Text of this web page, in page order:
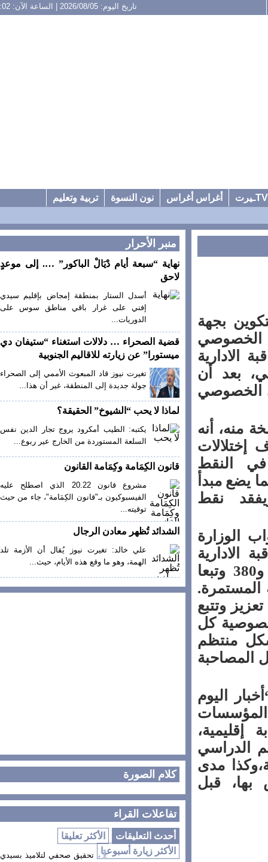
تاريخ اليوم: 2026/08/05 | الساعة الآن: 13:02
أغراس أغراس نون النسوة تربية وتعليم
بجهة
بعد أن
الخصوصي
أنه
النقط
يضع مبدأ
نقط
والتربوية وفقا لمقتضيات المذكرتين الوزاريتين 141 و380 وتبعا
وتتبع
كل
منتظم
اليوم
الدراسي
مدى
قبل
منبر الأحرار
نهاية “سبعة أيام دْيَالْ الباكور” …. إلى موعدٍ
لاحق
أسدل الستار بمنطقة إمجاض بإقليم سيدي
إفني على غرار باقي مناطق سوس على
الدوريات...
قضية الصحراء … دلالات استغناء “ستيفان دي
ميستورا” عن زيارته للاقاليم الجنوبية
تغيرت نيوز قاد المبعوث الأممي إلى الصحراء
جولة جديدة إلى المنطقة، غير أن هذا...
لماذا لا يحب “الشيوخ” الحقيقة؟
يكتبه: الطيب أمكرود يروج تجار الدين نفس
السلعة المستوردة من الخارج عير ربوع...
قانون الكِمَامة وكِمَامة القانون
مشروع قانون 20.22 الذي اصطلح عليه
الفيسبوكيون بـ"قانون الكِمَامة"، جاء من حيث
توقيته...
الشدائد تُظهر معادن الرجال
علي خالد: تغيرت نيوز يُقال أن الأزمة تلد
الهمة، وهو ما وقع هذه الأيام، حيث...
كلام الصورة
تفاعلات القراء
أحدث التعليقات
الأكثر تعليقا
الأكثر زيارة أسبوعيا
تحقيق صحفي لتلاميذ بسيدي